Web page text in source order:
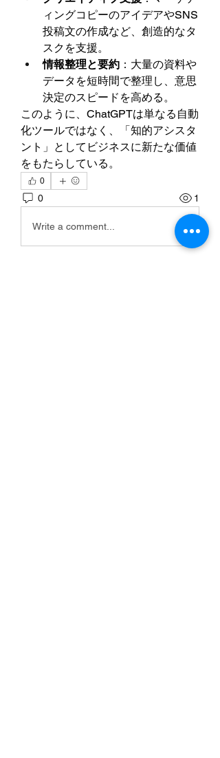
ィングコピーのアイデアやSNS
投稿文の作成など、創造的なタ
スクを支援。
情報整理と要約 ：大量の資料や
データを短時間で整理し、意思
決定のスピードを高める。
このように、ChatGPTは単なる自動
化ツールではなく、「知的アシスタ
ント」としてビジネスに新たな価値
をもたらしている。
0
0 1
Write a comment...